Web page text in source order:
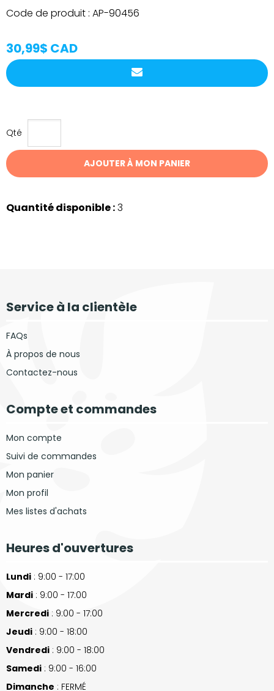
Code de produit : AP-90456
30,99$ CAD
Qté
AJOUTER À MON PANIER
Quantité disponible :3
Service à la clientèle
FAQs
À propos de nous
Contactez-nous
Compte et commandes
Mon compte
Suivi de commandes
Mon panier
Mon profil
Mes listes d'achats
Heures d'ouvertures
Lundi : 9:00 - 17:00
Mardi : 9:00 - 17:00
Mercredi : 9:00 - 17:00
Jeudi : 9:00 - 18:00
Vendredi : 9:00 - 18:00
Samedi : 9:00 - 16:00
Dimanche : FERMÉ